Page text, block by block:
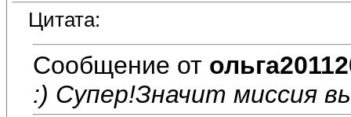
Цитата:
Сообщение от
:) Супер!Значит миссия